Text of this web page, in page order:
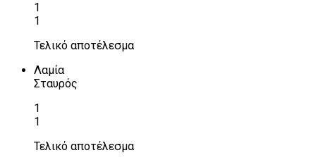
1
1
Τελικό αποτέλεσμα
Λαμία
Σταυρός
1
1
Τελικό αποτέλεσμα